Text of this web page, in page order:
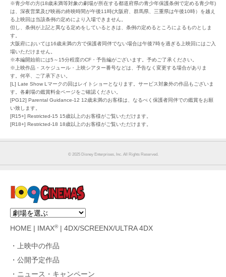
※青少年の方(18歳未満等対象の劇場が所在する都道府県の青少年保護条例で定める青少年)
は、深夜営業及び映画の終映時間が午後11時(大阪府、群馬県、三重県は午後10時）を越え
る上映回は当該条例の定めにより入場できません。
但し、条例が上記と異なる定めをしているときは、条例の定めるところによるものとしま
す。
大阪府においては16歳未満の方で保護者同伴でない場合は午後7時を過ぎる上映回にはご入
場いただけません。
※本編開始前には5～15分程度のCF・予告編がございます。予めご了承ください。
※上映作品・スケジュール・上映シアター番号などは、予告なく変更する場合がありま
す。何卒、ご了承下さい。
[L] Late Show Lマークの回はレイトショーとなります。サービス対象外の作品もございま
す。各劇場の鑑賞料金ページをご確認ください。
[PG12] Parental Guidance-12 12歳未満のお客様は、なるべく保護者同伴での鑑賞をお願
い致します。
[R15+] Restricted-15 15歳以上のお客様がご覧いただけます。
[R18+] Restricted-18 18歳以上のお客様がご覧いただけます。
© 2025 Disney Enterprises, Inc. All Rights Reserved.
HOME IMAX®| 4DX/SCREENX/ULTRA 4DX
上映中の作品
公開予定作品
ニュース・キャンペーン